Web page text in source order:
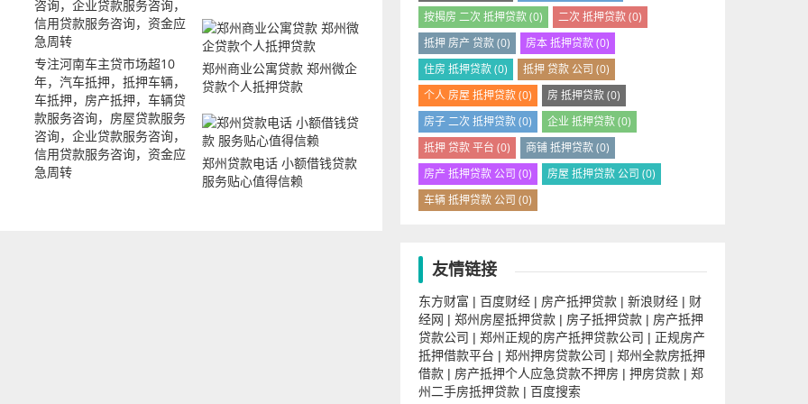
专注河南车主贷市场超10
年，汽车抵押，抵押车辆，
车抵押，房产抵押，车辆贷
款服务咨询，房屋贷款服务
咨询，企业贷款服务咨询，
信用贷款服务咨询，资金应
急周转
郑州商业公寓贷款 郑州微企
贷款个人抵押贷款
郑州贷款电话 小额借钱贷款
服务贴心值得信赖
按揭房 二次 抵押贷款(0) 二次 抵押贷款(0)
抵押 房产 贷款(0) 房本 抵押贷款(0)
住房 抵押贷款(0) 抵押 贷款 公司 (0)
个人 房屋 抵押贷款(0) 房 抵押贷款(0)
房子 二次 抵押贷款(0) 企业 抵押贷款(0)
抵押 贷款 平台 (0) 商铺 抵押贷款(0)
房产 抵押贷款 公司 (0) 房屋 抵押贷款 公司 (0)
车辆 抵押贷款 公司 (0)
友情链接
东方财富 | 百度财经 | 房产抵押贷款 | 新浪财经 | 财
经网 | 郑州房屋抵押贷款 | 房子抵押贷款 | 房产抵押
贷款公司 | 郑州正规的房产抵押贷款公司 | 正规房产
抵押借款平台 | 郑州押房贷款公司 | 郑州全款房抵押
借款 | 房产抵押个人应急贷款不押房 | 押房贷款 | 郑
州二手房抵押贷款 | 百度搜索